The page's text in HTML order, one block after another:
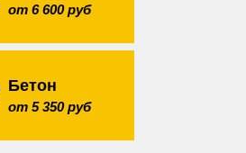
от 6 600 руб
Бетон
от 5 350 руб